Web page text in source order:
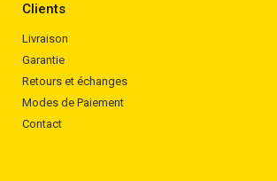
Clients
Livraison
Garantie
Retours et échanges
Modes de Paiement
Contact